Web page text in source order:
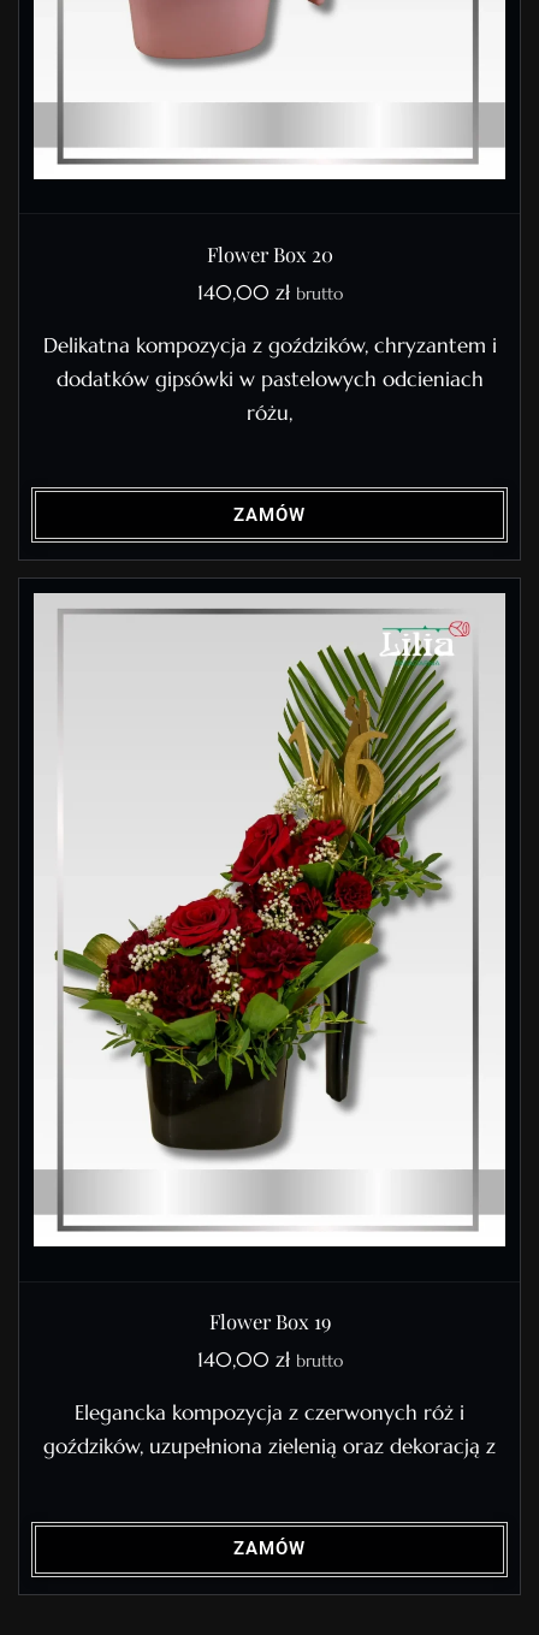
Flower Box 20
140,00 zł brutto
Delikatna kompozycja z goździków, chryzantem i
dodatków gipsówki w pastelowych odcieniach
różu,
ZAMÓW
Flower Box 19
140,00 zł brutto
Elegancka kompozycja z czerwonych róż i
goździków, uzupełniona zielenią oraz dekoracją z
ZAMÓW